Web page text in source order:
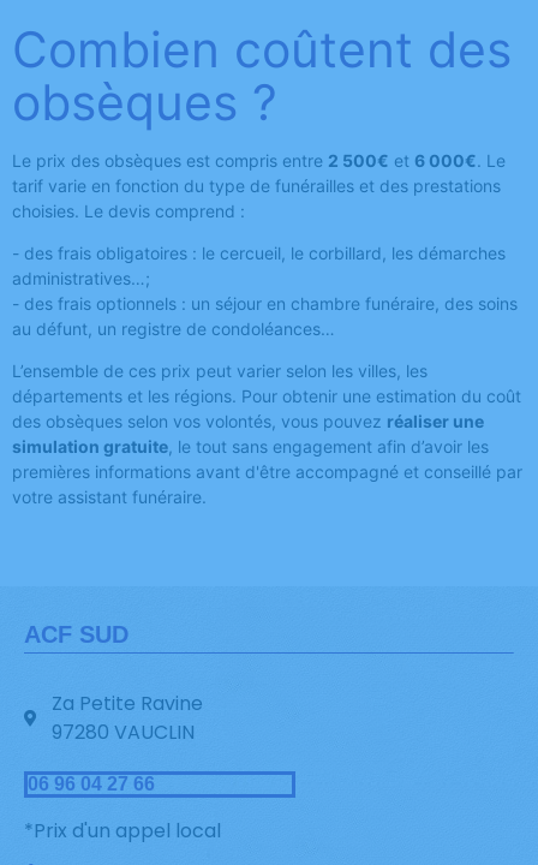
Combien coûtent des
obsèques ?
Le prix des obsèques est compris entre 2 500€ et 6 000€. Le
tarif varie en fonction du type de funérailles et des prestations
choisies. Le devis comprend :
- des frais obligatoires : le cercueil, le corbillard, les démarches
administratives…;
- des frais optionnels : un séjour en chambre funéraire, des soins
au défunt, un registre de condoléances…
L’ensemble de ces prix peut varier selon les villes, les
départements et les régions. Pour obtenir une estimation du coût
des obsèques selon vos volontés, vous pouvez réaliser une
simulation gratuite , le tout sans engagement afin d’avoir les
premières informations avant d'être accompagné et conseillé par
votre assistant funéraire.
ACF SUD
Za Petite Ravine
97280 VAUCLIN
06 96 04 27 66
*Prix d'un appel local